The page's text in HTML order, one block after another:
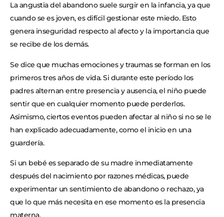
La angustia del abandono suele surgir en la infancia, ya que
cuando se es joven, es difícil gestionar este miedo. Esto
genera inseguridad respecto al afecto y la importancia que
se recibe de los demás.
Se dice que muchas emociones y traumas se forman en los
primeros tres años de vida. Si durante este período los
padres alternan entre presencia y ausencia, el niño puede
sentir que en cualquier momento puede perderlos.
Asimismo, ciertos eventos pueden afectar al niño si no se le
han explicado adecuadamente, como el inicio en una
guardería.
Si un bebé es separado de su madre inmediatamente
después del nacimiento por razones médicas, puede
experimentar un sentimiento de abandono o rechazo, ya
que lo que más necesita en ese momento es la presencia
materna.